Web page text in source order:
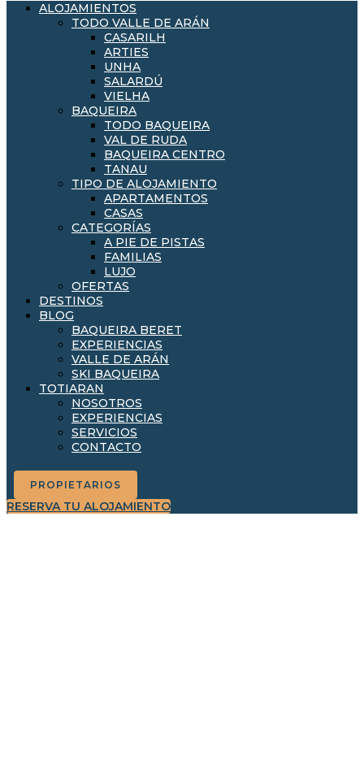
ALOJAMIENTOS
TODO VALLE DE ARÁN
CASARILH
ARTIES
UNHA
SALARDÚ
VIELHA
BAQUEIRA
TODO BAQUEIRA
VAL DE RUDA
BAQUEIRA CENTRO
TANAU
TIPO DE ALOJAMIENTO
APARTAMENTOS
CASAS
CATEGORÍAS
A PIE DE PISTAS
FAMILIAS
LUJO
OFERTAS
DESTINOS
BLOG
BAQUEIRA BERET
EXPERIENCIAS
VALLE DE ARÁN
SKI BAQUEIRA
TOTIARAN
NOSOTROS
EXPERIENCIAS
SERVICIOS
CONTACTO
PROPIETARIOS
RESERVA TU ALOJAMIENTO